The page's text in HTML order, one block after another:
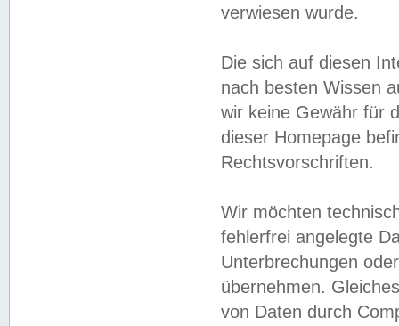
verwiesen wurde.
Die sich auf diesen
nach besten Wissen
wir keine Gewähr für
dieser Homepage
Rechtsvorschriften.
Wir möchten
fehlerfrei angelegte
Unterbrechungen
übernehmen.
von Daten durch